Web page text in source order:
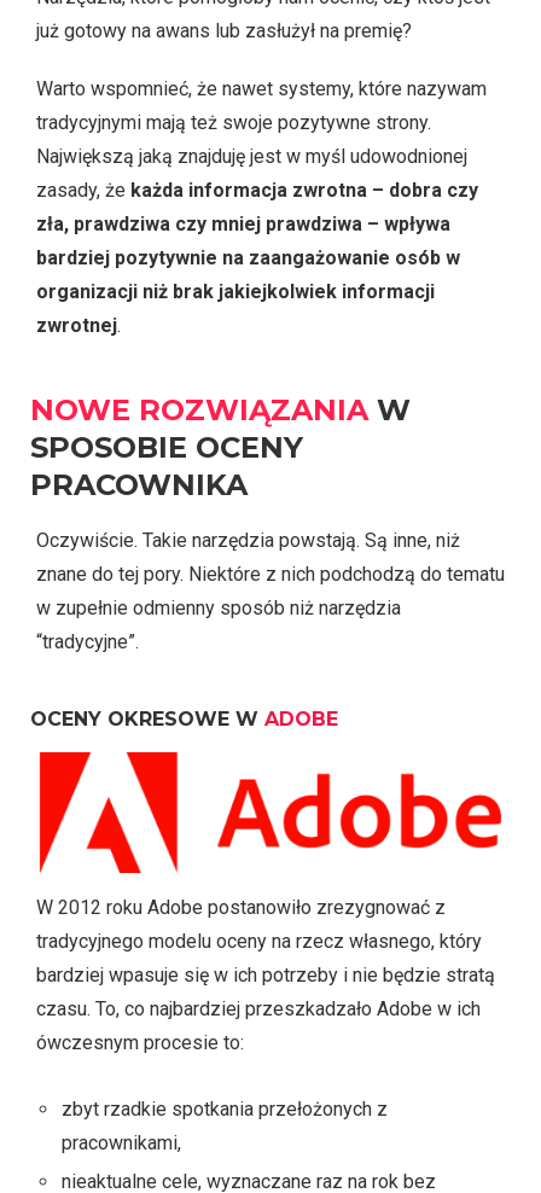
już gotowy na awans lub zasłużył na premię?
Warto wspomnieć, że nawet systemy, które nazywam
tradycyjnymi mają też swoje pozytywne strony.
Największą jaką znajduję jest w myśl udowodnionej
zasady, że każda informacja zwrotna – dobra czy
zła, prawdziwa czy mniej prawdziwa – wpływa
bardziej pozytywnie na zaangażowanie osób w
organizacji niż brak jakiejkolwiek informacji
zwrotnej.
NOWE ROZWIĄZANIA W
SPOSOBIE OCENY
PRACOWNIKA
Oczywiście. Takie narzędzia powstają. Są inne, niż
znane do tej pory. Niektóre z nich podchodzą do tematu
w zupełnie odmienny sposób niż narzędzia
“tradycyjne”.
OCENY OKRESOWE W ADOBE
W 2012 roku Adobe postanowiło zrezygnować z
tradycyjnego modelu oceny na rzecz własnego, który
bardziej wpasuje się w ich potrzeby i nie będzie stratą
czasu. To, co najbardziej przeszkadzało Adobe w ich
ówczesnym procesie to:
zbyt rzadkie spotkania przełożonych z
pracownikami,
nieaktualne cele, wyznaczane raz na rok bez